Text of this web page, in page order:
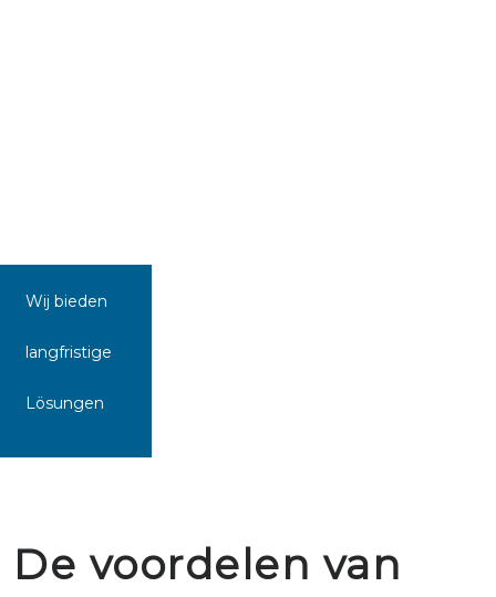
Wij bieden
langfristige
Lösungen
De voordelen van